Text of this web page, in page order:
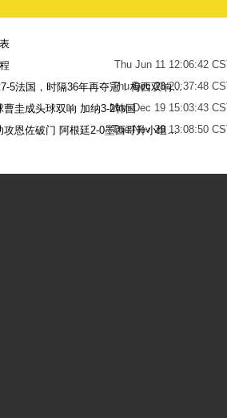
Thu Jun 11 12:06:42
Thu Dec 28 20:37:48
世界杯-阿根廷点球7-5法国，时隔36年再夺冠！梅西双响姆巴佩戴帽
Mon Dec 19 15:03:43
曹圭成头球双响 加纳3-2韩国
Tue Nov 29 13:08:50
梅西无解贴地斩+助攻恩佐破门 阿根廷2-0墨西哥升小组第二